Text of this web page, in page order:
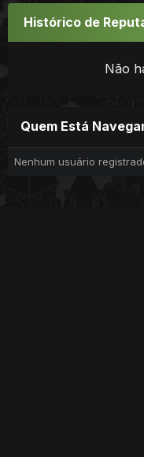
Histórico de
Não
Quem Está
Nenhum usuário